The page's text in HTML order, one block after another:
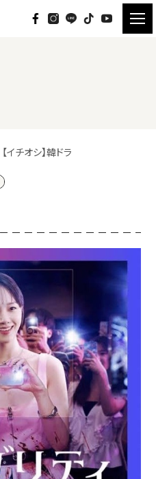
【イチオシ】韓ドラ